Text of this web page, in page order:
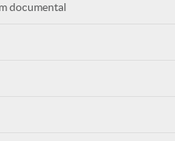
documental